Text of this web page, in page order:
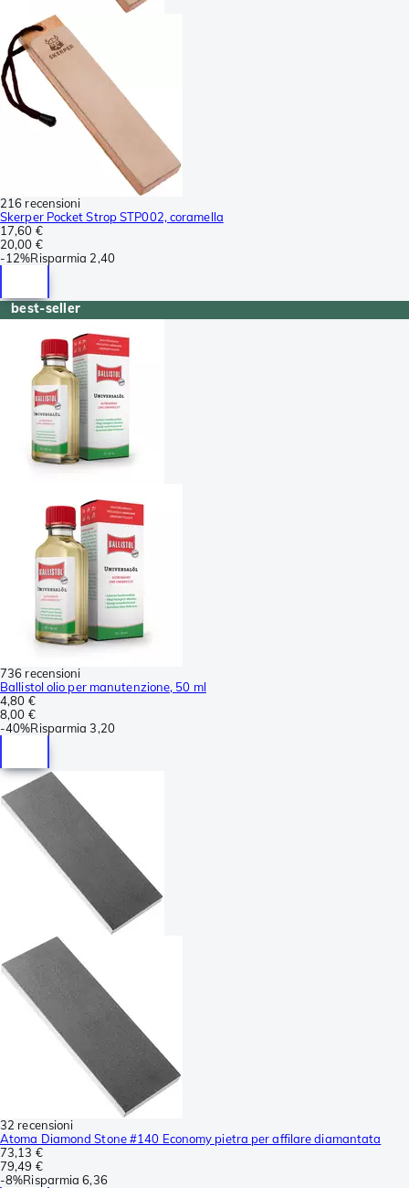
216 recensioni
Skerper Pocket Strop STP002, coramella
17,60 €
20,00 €
-12%Risparmia 2,40
best-seller
736 recensioni
Ballistol olio per manutenzione, 50 ml
4,80 €
8,00 €
-40%Risparmia 3,20
32 recensioni
Atoma Diamond Stone #140 Economy pietra per affilare diamantata
73,13 €
79,49 €
-8%Risparmia 6,36